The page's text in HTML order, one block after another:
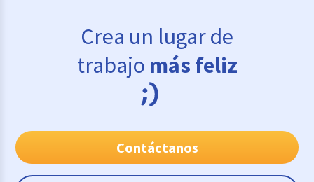
Crea un lugar de
trabajo más feliz
Contáctanos